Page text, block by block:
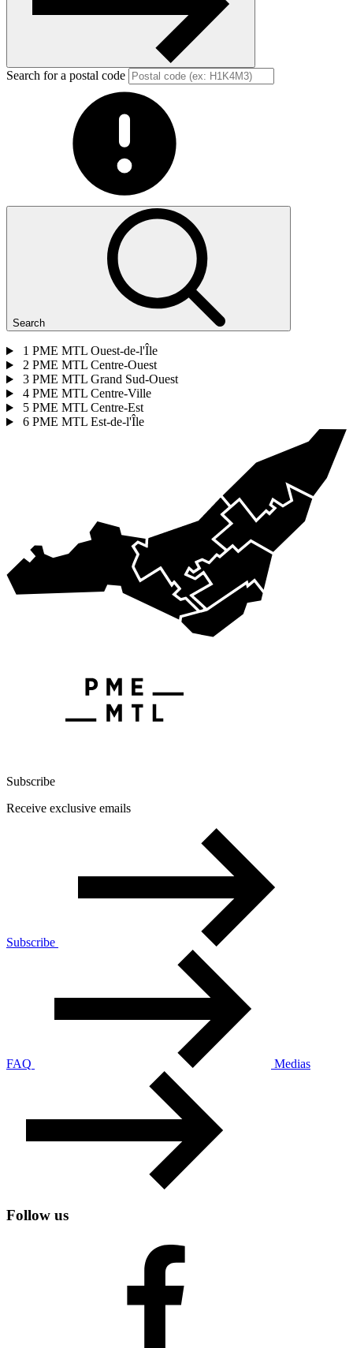
Search for a postal code
Search
1 PME MTL Ouest-de-l'Île
2 PME MTL Centre-Ouest
3 PME MTL Grand Sud-Ouest
4 PME MTL Centre-Ville
5 PME MTL Centre-Est
6 PME MTL Est-de-l'Île
Subscribe
Receive exclusive emails
Subscribe
FAQ Medias
Follow us